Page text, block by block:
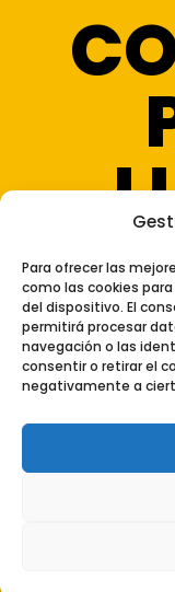
Para ofrecer las
como las cookies
del dispositivo. El
permitirá procesar
navegación o las
consentir o retirar el
negativamente a
Aviso
|Política